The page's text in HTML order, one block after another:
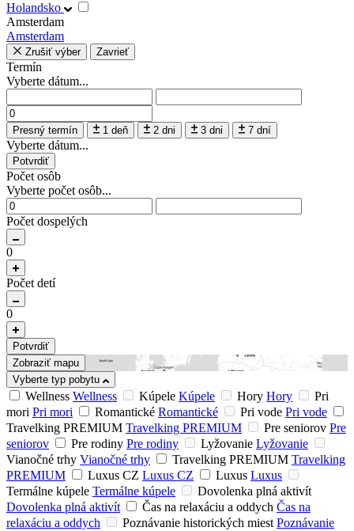
Holandsko
Amsterdam
Amsterdam
Zrušiť výber Zavrieť
Termín
Vyberte dátum...
Presný termín 1 deň 2 dni 3 dni 7 dní
Vyberte dátum...
Potvrdiť
Počet osôb
Vyberte počet osôb...
Počet dospelých
0
Počet detí
0
Potvrdiť
Zobraziť mapu
Vyberte typ pobytu
Wellness Wellness Kúpele Kúpele Hory Hory
Pri
mori Pri mori Romantické Romantické Pri vode Pri vode
Travelking PREMIUM Travelking PREMIUM Pre seniorov Pre
seniorov
Pre rodiny Pre rodiny Lyžovanie Lyžovanie
Vianočné trhy Vianočné trhy Travelking PREMIUM Travelking
PREMIUM
Luxus CZ Luxus CZ Luxus Luxus
Termálne kúpele Termálne kúpele
Dovolenka plná aktivít
Dovolenka plná aktivít
Čas na relaxáciu a oddych Čas na
relaxáciu a oddych
Poznávanie historických miest Poznávanie